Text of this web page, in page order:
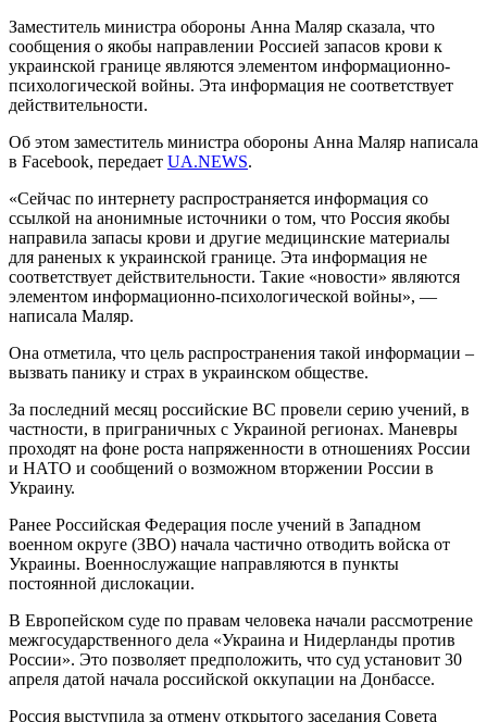
Заместитель министра обороны Анна Маляр сказала, что
сообщения о якобы направлении Россией запасов крови к
украинской границе являются элементом информационно-
психологической войны. Эта информация не соответствует
действительности.
Об этом заместитель министра обороны Анна Маляр написала
в Facebook, передает UA.NEWS.
«Сейчас по интернету распространяется информация со
ссылкой на анонимные источники о том, что Россия якобы
направила запасы крови и другие медицинские материалы
для раненых к украинской границе. Эта информация не
соответствует действительности. Такие «новости» являются
элементом информационно-психологической войны», —
написала Маляр.
Она отметила, что цель распространения такой информации –
вызвать панику и страх в украинском обществе.
За последний месяц российские ВС провели серию учений, в
частности, в приграничных с Украиной регионах. Маневры
проходят на фоне роста напряженности в отношениях России
и НАТО и сообщений о возможном вторжении России в
Украину.
Ранее Российская Федерация после учений в Западном
военном округе (ЗВО) начала частично отводить войска от
Украины. Военнослужащие направляются в пункты
постоянной дислокации.
В Европейском суде по правам человека начали рассмотрение
межгосударственного дела «Украина и Нидерланды против
России». Это позволяет предположить, что суд установит 30
апреля датой начала российской оккупации на Донбассе.
Россия выступила за отмену открытого заседания Совета